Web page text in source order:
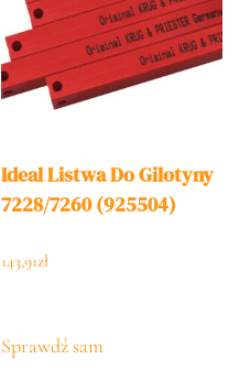
Ideal Listwa Do Gilotyny
7228/7260 (925504)
143,91zł
Sprawdź sam